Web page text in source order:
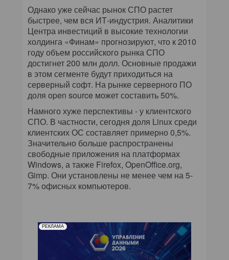
Однако уже сейчас рынок СПО растет
быстрее, чем вся ИТ-индустрия. Аналитики
Центра инвестиций в высокие технологии
холдинга «Финам» прогнозируют, что к 2010
году объем российского рынка СПО
достигнет 200 млн долл. Основные продажи
в этом сегменте будут приходиться на
серверный софт. На рынке серверного ПО
доля open source может составить 50%.
Намного хуже перспективы - у клиентского
СПО. В частности, сегодня доля Linux среди
клиентских ОС составляет примерно 0,5%.
Значительно больше распространены
свободные приложения на платформах
Windows, а также Firefox, OpenOffice.org,
Gimp. Они установлены не менее чем на 5-
7% офисных компьютеров.
РЕКЛАМА